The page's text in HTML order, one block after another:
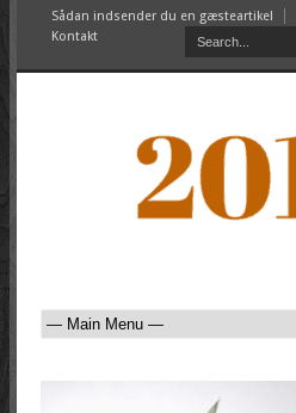
Sådan indsender du en gæsteartikel
Kontakt